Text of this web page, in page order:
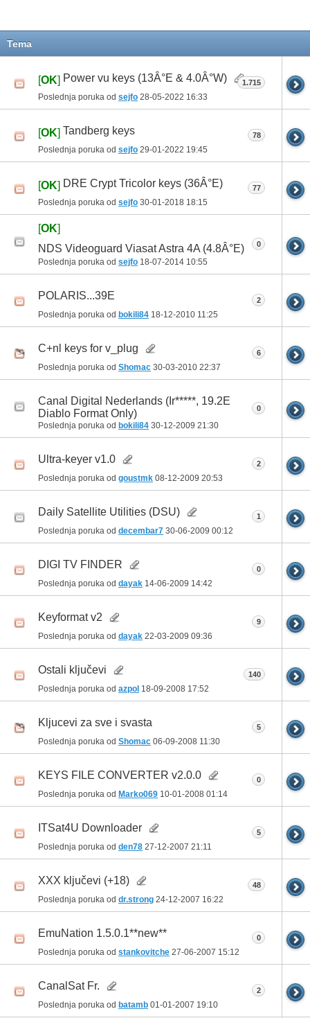
Tema
[OK] Power vu keys (13Â°E & 4.0Â°W)
Poslednja poruka od sejfo 28-05-2022 16:33
1.715
[OK] Tandberg keys
Poslednja poruka od sejfo 29-01-2022 19:45
78
[OK] DRE Crypt Tricolor keys (36Â°E)
Poslednja poruka od sejfo 30-01-2018 18:15
77
[OK]
NDS Videoguard Viasat Astra 4A (4.8Â°E)
Poslednja poruka od sejfo 18-07-2014 10:55
0
POLARIS...39E
Poslednja poruka od bokili84 18-12-2010 11:25
2
C+nl keys for v_plug
Poslednja poruka od Shomac 30-03-2010 22:37
6
Canal Digital Nederlands (Ir*****, 19.2E
Diablo Format Only)
Poslednja poruka od bokili84 30-12-2009 21:30
0
Ultra-keyer v1.0
Poslednja poruka od goustmk 08-12-2009 20:53
2
Daily Satellite Utilities (DSU)
Poslednja poruka od decembar7 30-06-2009 00:12
1
DIGI TV FINDER
Poslednja poruka od dayak 14-06-2009 14:42
0
Keyformat v2
Poslednja poruka od dayak 22-03-2009 09:36
9
Ostali ključevi
Poslednja poruka od azpol 18-09-2008 17:52
140
Kljucevi za sve i svasta
Poslednja poruka od Shomac 06-09-2008 11:30
5
KEYS FILE CONVERTER v2.0.0
Poslednja poruka od Marko069 10-01-2008 01:14
0
ITSat4U Downloader
Poslednja poruka od den78 27-12-2007 21:11
5
XXX ključevi (+18)
Poslednja poruka od dr.strong 24-12-2007 16:22
48
EmuNation 1.5.0.1**new**
Poslednja poruka od stankovitche 27-06-2007 15:12
0
CanalSat Fr.
Poslednja poruka od batamb 01-01-2007 19:10
2